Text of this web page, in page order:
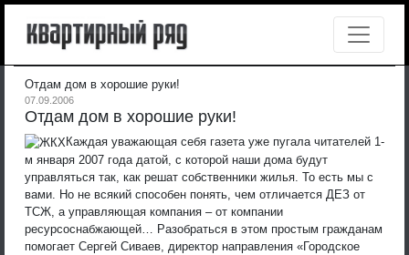
Отдам дом в хорошие руки!
07.09.2006
Отдам дом в хорошие руки!
Каждая уважающая себя газета уже пугала читателей 1-
м января 2007 года датой, с которой наши дома будут
управляться так, как решат собственники жилья. То есть мы с
вами. Но не всякий способен понять, чем отличается ДЕЗ от
ТСЖ, а управляющая компания – от компании
ресурсоснабжающей… Разобраться в этом простым гражданам
помогает Сергей Сиваев, директор направления «Городское